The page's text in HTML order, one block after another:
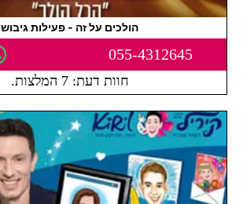
הולכים על זה - פעילות גיבוש
055-4312645
חוות דעת: 7 המלצות.